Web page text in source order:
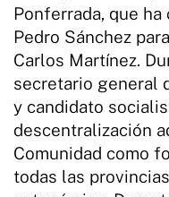
Ponferrada, que
Pedro Sánchez
Carlos Martínez.
secretario general
y candidato
descentralización
Comunidad como
todas las